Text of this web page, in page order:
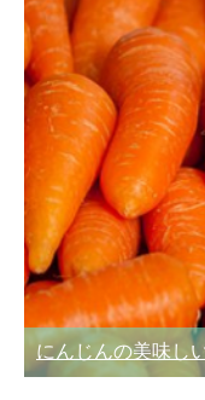
にんじんの美味し